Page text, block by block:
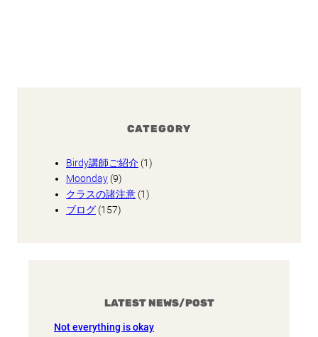
CATEGORY
Birdy講師ご紹介 (1)
Moonday (9)
クラスの諸注意 (1)
ブログ (157)
LATEST NEWS/POST
Not everything is okay